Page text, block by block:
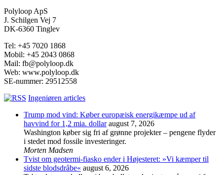
Polyloop ApS
J. Schilgen Vej 7
DK-6360 Tinglev
Tel: +45 7020 1868
Mobil: +45 2043 0868
Mail: fb@polyloop.dk
Web: www.polyloop.dk
SE-nummer: 29512558
Ingeniøren articles
Trump mod vind: Køber europæisk energikæmpe ud af
havvind for 1,2 mia. dollar august 7, 2026
Washington køber sig fri af grønne projekter – pengene flyder
i stedet mod fossile investeringer.
Morten Madsen
Tvist om geotermi-fiasko ender i Højesteret: »Vi kæmper til
sidste blodsdråbe« august 6, 2026